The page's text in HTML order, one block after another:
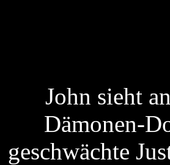
John sieht
Dämonen-
geschwächte